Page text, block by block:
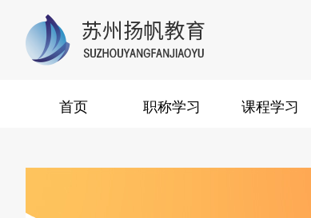
首页 职称学习 课程学习